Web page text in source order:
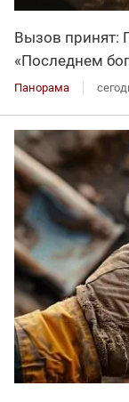
Вызов принят:
«Последнем
Панорама